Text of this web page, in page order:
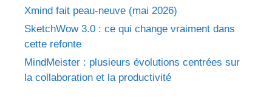
Xmind fait peau-neuve (mai 2026)
SketchWow 3.0 : ce qui change vraiment dans
cette refonte
MindMeister : plusieurs évolutions centrées sur
la collaboration et la productivité